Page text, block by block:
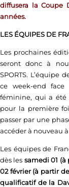
diffusera la Coupe
années.
LES ÉQUIPES DE
Les prochaines
seront donc à
SPORTS. L’équipe
ce week-end face
féminine, qui a été
pour la première
passer par une
accéder à nouveau
Les équipes de
dès les samedi 01 (à
02 février (à partir
qualificatif de la